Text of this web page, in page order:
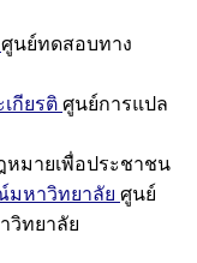
ศูนย์ทดสอบทาง
กียรติ ศูนย์การแปล
หมายเพื่อประชาชน
มหาวิทยาลัย ศูนย์
วิทยาลัย